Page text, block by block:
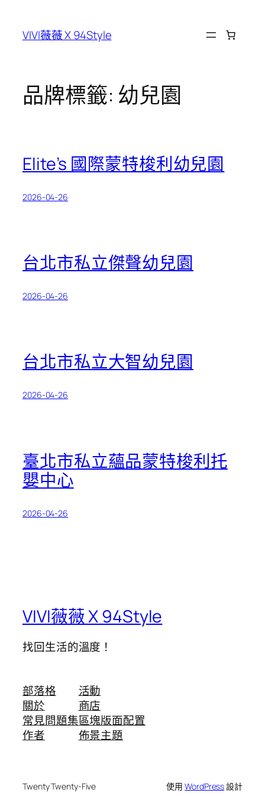
VIVI薇薇 X 94Style
品牌標籤: 幼兒園
Elite’s 國際蒙特梭利幼兒園
2026-04-26
台北市私立傑聲幼兒園
2026-04-26
台北市私立大智幼兒園
2026-04-26
臺北市私立蘊品蒙特梭利托
嬰中心
2026-04-26
VIVI薇薇 X 94Style
找回生活的溫度！
部落格
關於
常見問題集
作者
活動
商店
區塊版面配置
佈景主題
Twenty Twenty-Five 使用WordPress設計